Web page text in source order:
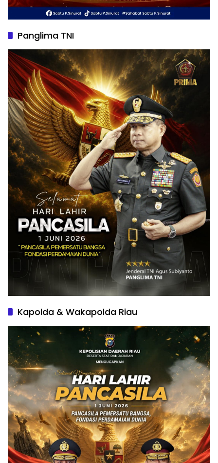
Panglima TNI
Kapolda & Wakapolda Riau